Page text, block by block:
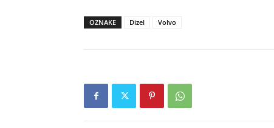
OZNAKE Dizel Volvo